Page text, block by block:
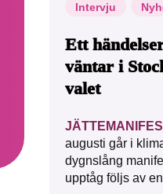
Intervju
Ett
väntar i
valet
augusti går i
dygnslång
upptåg följs av